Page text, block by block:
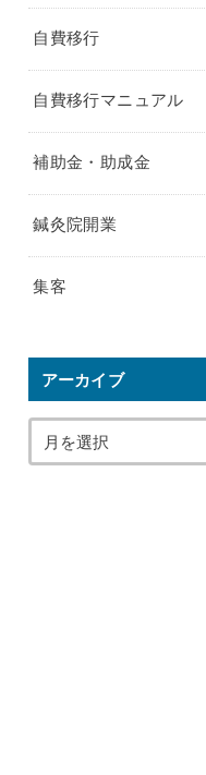
自費移行
自費移行マニュアル
補助金・助成金
鍼灸院開業
集客
アーカイブ